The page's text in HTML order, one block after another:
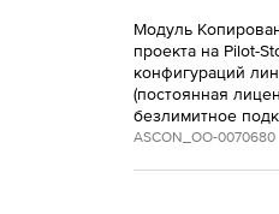
Модуль
проекта на Pilot-
конфигураций
(постоянная
безлимитное
ASCON_ОО-0070680